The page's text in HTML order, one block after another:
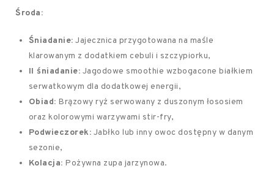
Środa:
Śniadanie: Jajecznica przygotowana na maśle
klarowanym z dodatkiem cebuli i szczypiorku,
II śniadanie: Jagodowe smoothie wzbogacone białkiem
serwatkowym dla dodatkowej energii,
Obiad: Brązowy ryż serwowany z duszonym łososiem
oraz kolorowymi warzywami stir-fry,
Podwieczorek: Jabłko lub inny owoc dostępny w danym
sezonie,
Kolacja: Pożywna zupa jarzynowa.